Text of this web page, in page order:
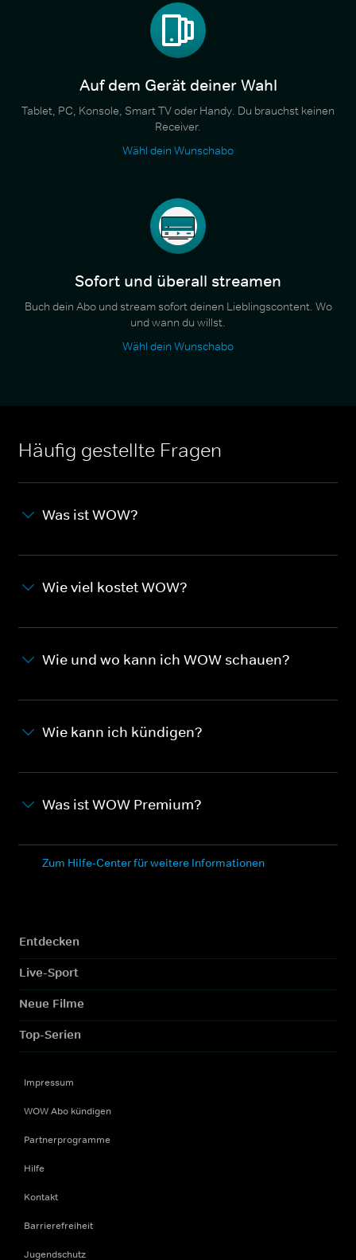
Auf dem Gerät deiner Wahl
Tablet, PC, Konsole, Smart TV oder Handy. Du brauchst keinen
Receiver.
Wähl dein Wunschabo
Sofort und überall streamen
Buch dein Abo und stream sofort deinen Lieblingscontent. Wo
und wann du willst.
Wähl dein Wunschabo
Häufig gestellte Fragen
Was ist WOW?
Wie viel kostet WOW?
Wie und wo kann ich WOW schauen?
Wie kann ich kündigen?
Was ist WOW Premium?
Zum Hilfe-Center für weitere Informationen
Entdecken
Live-Sport
Neue Filme
Top-Serien
Impressum
WOW Abo kündigen
Partnerprogramme
Hilfe
Kontakt
Barrierefreiheit
Jugendschutz